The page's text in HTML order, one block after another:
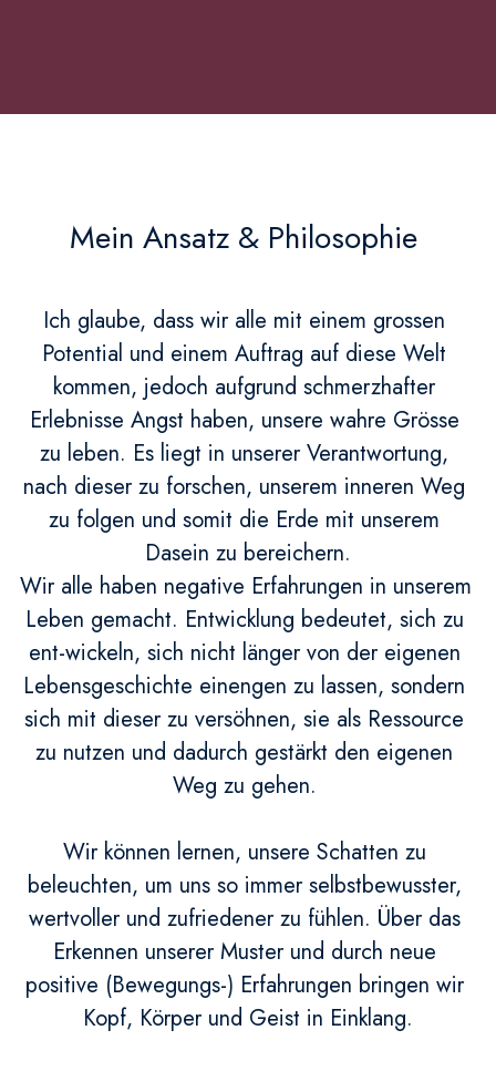
Mein Ansatz & Philosophie
Ich glaube, dass wir alle mit einem grossen
Potential und einem Auftrag auf diese Welt
kommen, jedoch aufgrund schmerzhafter
Erlebnisse Angst haben, unsere wahre Grösse
zu leben. Es liegt in unserer Verantwortung,
nach dieser zu forschen, unserem inneren Weg
zu folgen und somit die Erde mit unserem
Dasein zu bereichern.
Wir alle haben negative Erfahrungen in unserem
Leben gemacht. Entwicklung bedeutet, sich zu
ent-wickeln, sich nicht länger von der eigenen
Lebensgeschichte einengen zu lassen, sondern
sich mit dieser zu versöhnen, sie als Ressource
zu nutzen und dadurch gestärkt den eigenen
Weg zu gehen.
Wir können lernen, unsere Schatten zu
beleuchten, um uns so immer selbstbewusster,
wertvoller und zufriedener zu fühlen. Über das
Erkennen unserer Muster und durch neue
positive (Bewegungs-) Erfahrungen bringen wir
Kopf, Körper und Geist in Einklang.